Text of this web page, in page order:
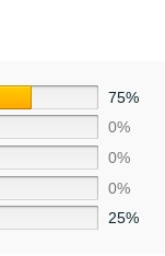
75%
0%
0%
0%
25%